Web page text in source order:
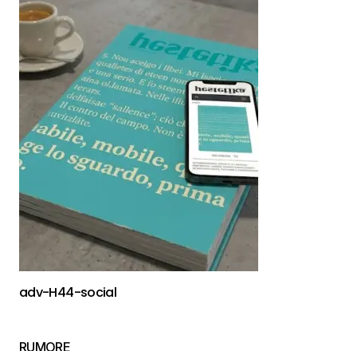
adv-H44-social
RUMORE